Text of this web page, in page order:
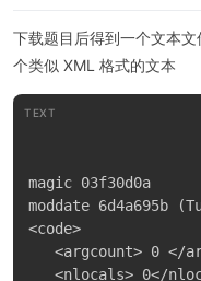
下载题目后得到一个文本文
个类似 XML 格式的文本
magic 03f30d0a
moddate 6d4a695b
<code>
TEXT